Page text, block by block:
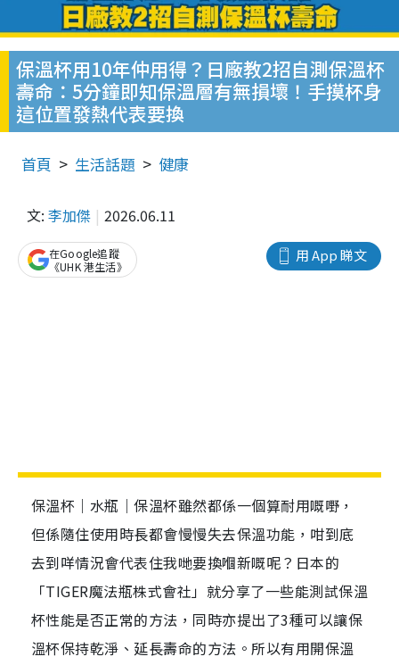
保溫杯用10年仲用得？日廠教2招自測保溫杯
壽命：5分鐘即知保溫層有無損壞！手摸杯身
這位置發熱代表要換
首頁 生活話題 健康
文: 李加傑 2026.06.11
用 App 睇文
在Google追蹤
《UHK 港生活》
保溫杯｜水瓶｜保溫杯雖然都係一個算耐用嘅嘢，
但係隨住使用時長都會慢慢失去保溫功能，咁到底
去到咩情況會代表住我哋要換嗰新嘅呢？日本的
「TIGER魔法瓶株式會社」就分享了一些能測試保溫
杯性能是否正常的方法，同時亦提出了3種可以讓保
溫杯保持乾淨、延長壽命的方法。所以有用開保溫